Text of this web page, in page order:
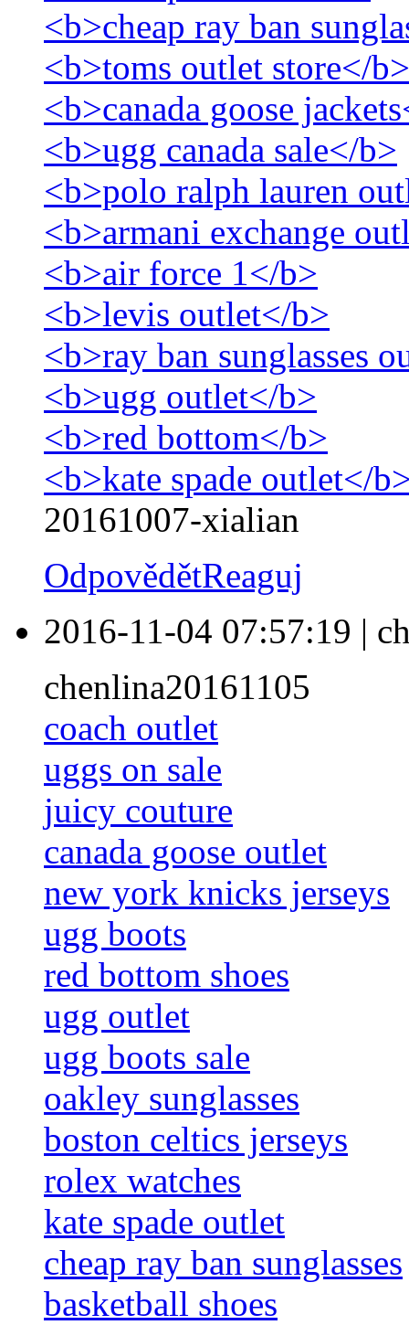
<b>cheap ray ban
<b>toms outlet store</b>
<b>canada goose
<b>ugg canada sale</b>
<b>polo ralph lauren
<b>armani exchange
<b>air force 1</b>
<b>levis outlet</b>
<b>ray ban sunglasses
<b>ugg outlet</b>
<b>red bottom</b>
<b>kate spade outlet</
20161007-xialian
OdpovědětReaguj
2016-11-04 07:57:19 |
chenlina20161105
coach outlet
uggs on sale
juicy couture
canada goose outlet
new york knicks jerseys
ugg boots
red bottom shoes
ugg outlet
ugg boots sale
oakley sunglasses
boston celtics jerseys
rolex watches
kate spade outlet
cheap ray ban sunglasses
basketball shoes